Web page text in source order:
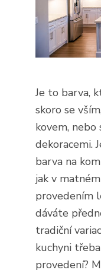
Je to barva,
skoro se
kovem, nebo
dekoracemi.
barva na
jak v
provedením
dáváte
tradiční
kuchyni
provedení?